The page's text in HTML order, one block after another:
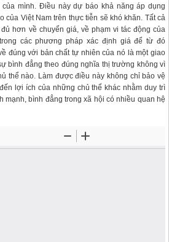
mình. Điều này dự báo khả năng áp dụng
của Việt Nam trên thực tiễn sẽ khó khăn. Tất cả
hơn về chuyển giá, về phạm vi tác động của
các phương pháp xác định giá để từ đó
đúng với bản chất tự nhiên của nó là một giao
bình đẳng theo đúng nghĩa thị trường không vì
thể nào. Làm được điều này không chỉ bảo vệ
lợi ích của những chủ thể khác nhằm duy trì
mạnh, bình đẳng trong xã hội có nhiều quan hệ